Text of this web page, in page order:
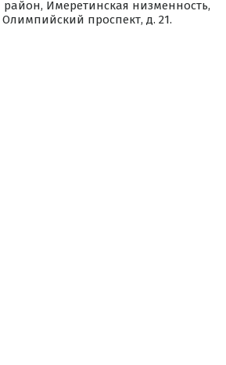
район, Имеретинская низменность,
Олимпийский проспект, д. 21.